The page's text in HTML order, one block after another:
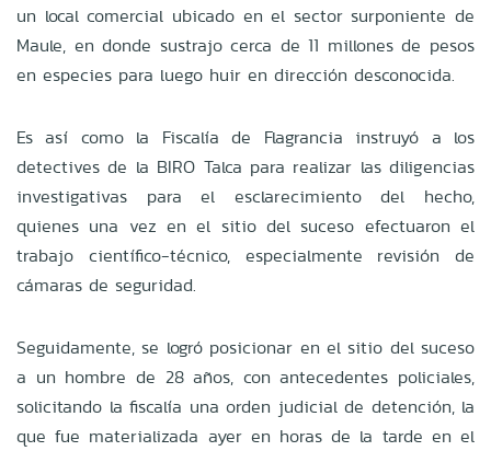
un local comercial ubicado en el sector surponiente de
Maule, en donde sustrajo cerca de 11 millones de pesos
en especies para luego huir en dirección desconocida.
Es así como la Fiscalía de Flagrancia instruyó a los
detectives de la BIRO Talca para realizar las diligencias
investigativas para el esclarecimiento del hecho,
quienes una vez en el sitio del suceso efectuaron el
trabajo científico-técnico, especialmente revisión de
cámaras de seguridad.
Seguidamente, se logró posicionar en el sitio del suceso
a un hombre de 28 años, con antecedentes policiales,
solicitando la fiscalía una orden judicial de detención, la
que fue materializada ayer en horas de la tarde en el